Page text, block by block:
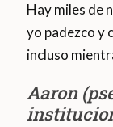
Hay miles de
yo padezco y
incluso
Aaron